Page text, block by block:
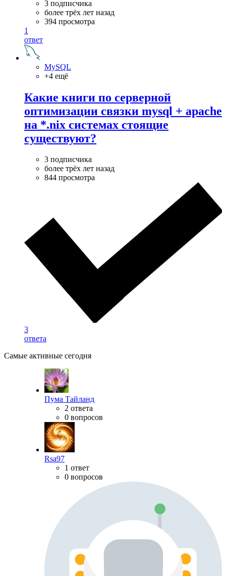
3 подписчика
более трёх лет назад
394 просмотра
1
ответ
MySQL
+4 ещё
Какие книги по серверной
оптимизации связки mysql + apache
на *.nix системах стоящие
существуют?
3 подписчика
более трёх лет назад
844 просмотра
3
ответа
Самые активные сегодня
Пума Тайланд
2 ответа
0 вопросов
Rsa97
1 ответ
0 вопросов